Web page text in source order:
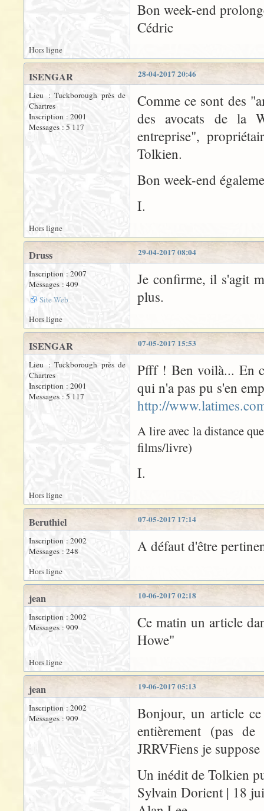
Bon week-end
Cédric
Hors ligne
28-04-2017 20:46
ISENGAR
Lieu : Tuckborough près de
Chartres
Inscription : 2001
Messages : 5 117
Comme ce sont des
des avocats de la
entreprise",
Tolkien.
Bon week-end
I.
Hors ligne
29-04-2017 08:04
Druss
Inscription : 2007
Messages : 409
Site Web
Je confirme, il s'agit
plus.
Hors ligne
07-05-2017 15:53
ISENGAR
Lieu : Tuckborough près de
Chartres
Inscription : 2001
Messages : 5 117
Pfff ! Ben voilà... En
qui n'a pas pu s'en
http://
A lire avec la distance
films/livre)
I.
Hors ligne
07-05-2017 17:14
Beruthiel
Inscription : 2002
Messages : 248
A défaut d'être
Hors ligne
10-06-2017 02:18
jean
Inscription : 2002
Messages : 909
Ce matin un article
Howe"
Hors ligne
19-06-2017 05:13
jean
Inscription : 2002
Messages : 909
Bonjour, un article
entièrement (pas
JRRVFiens je suppose
Un inédit de Tolkien
Sylvain Dorient | 18